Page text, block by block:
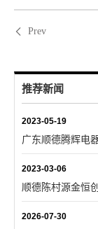
Prev
推荐新闻
2023-05-19
广东顺德腾辉电
2023-03-06
顺德陈村源金恒
2026-07-30